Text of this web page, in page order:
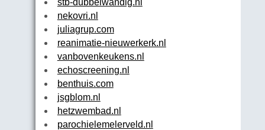
stb-dubbelwandig.nl
nekovri.nl
juliagrup.com
reanimatie-nieuwerkerk.nl
vanbovenkeukens.nl
echoscreening.nl
benthuis.com
jsgblom.nl
hetzwembad.nl
parochielemelerveld.nl